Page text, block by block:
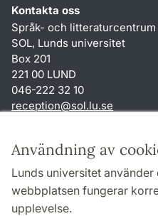
Användning av
Lunds universitet
webbplatsen fungerar
upplevelse.
Kontakta oss
Språk- och litteraturcentrum
SOL, Lunds universitet
Box 201
221 00 LUND
046-222 32 10
reception@sol.lu.se
Genvägar
Om webbplatsen och cookies
Behandling av
Tillgänglighetsredogörelse